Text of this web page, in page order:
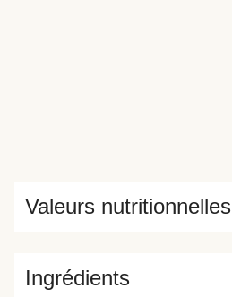
Ingrédients
Valeurs nutritionnelles